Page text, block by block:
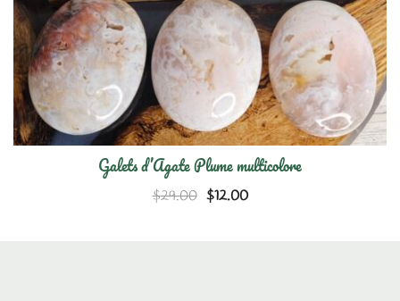
Galets d’Agate Plume multicolore
$29.00 Le
$12.00Le